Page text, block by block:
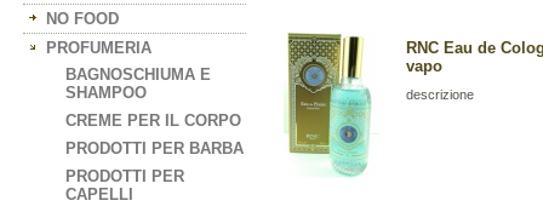
NO FOOD
PROFUMERIA
BAGNOSCHIUMA E
SHAMPOO
CREME PER IL CORPO
PRODOTTI PER BARBA
PRODOTTI PER
CAPELLI
RNC Eau de
vapo
descrizione